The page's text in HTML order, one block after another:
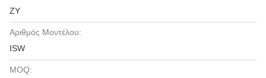
ZY
Αριθμός Μοντέλου:
ISW
MOQ: